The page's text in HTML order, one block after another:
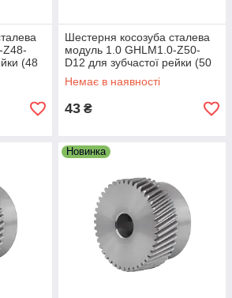
Z48-
(48
Шестерня косозуба сталева
модуль 1.0 GHLM1.0-Z50-
D12 для зубчастої рейки (50
зубів, діам. 12 мм)
Немає в наявності
43 ₴
Новинка